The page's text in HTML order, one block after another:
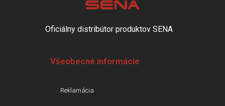
Oficiálny distribútor produktov SENA
Všeobecné informácie
Reklamácia